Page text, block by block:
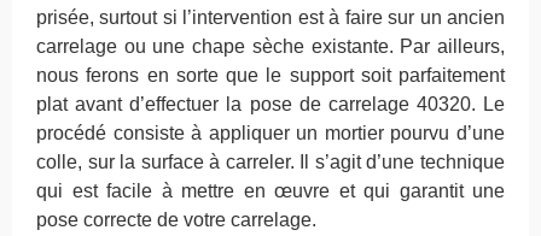
prisée, surtout si l’intervention est à faire sur un ancien
carrelage ou une chape sèche existante. Par ailleurs,
nous ferons en sorte que le support soit parfaitement
plat avant d’effectuer la pose de carrelage 40320. Le
procédé consiste à appliquer un mortier pourvu d’une
colle, sur la surface à carreler. Il s’agit d’une technique
qui est facile à mettre en œuvre et qui garantit une
pose correcte de votre carrelage.